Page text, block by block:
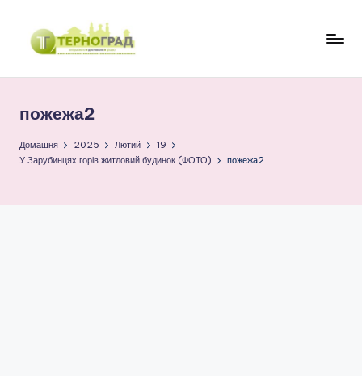
Перейти
р
н
г
пожежа2
Домашня 2025 Лютий
19
У Зарубинцях горів житловий будинок (ФОТО)
пожежа2